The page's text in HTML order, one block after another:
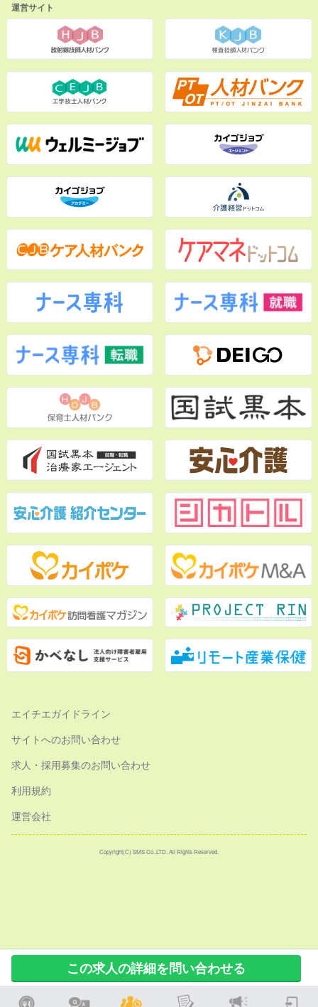
この求人の詳細を問い合わせる
運営サイト
エイチエガイドライン
サイトへのお問い合わせ
求人・採用募集のお問い合わせ
利用規約
運営会社
Copyright(C) SMS Co.,LTD. All Rights Reserved.